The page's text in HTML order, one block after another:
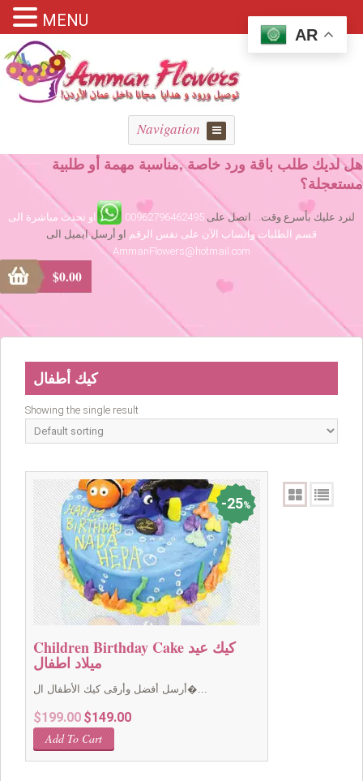
Navigation
هل لديك طلب باقة ورد خاصة ,مناسبة مهمة أو طلبية
مستعجلة؟
لنرد عليك بأسرع وقت... اتصل على 00962796462495
او تحدث مباشرة الى
قسم الطلبات واتساب الآن على نفس الرقم او أرسل ايميل الى
AmmanFlowers@hotmail.com
$0.00
كيك أطفال
Showing the single result
25%
Children Birthday Cake كيك عيد
ميلاد اطفال
أرسل أفضل وأرقى كيك الأطفال ال�...
$199.00 Original
price
was:
$149.00Current
Add To Cart
AR
MENU